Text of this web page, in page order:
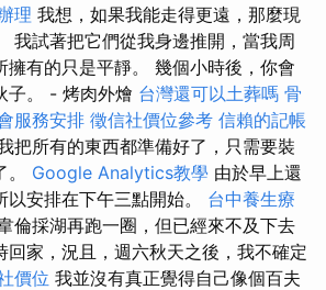
理 我想，如果我能走得更遠，那麼現
我試著把它們從我身邊推開，當我周
擁有的只是平靜。 幾個小時後，你會
子。 - 烤肉外燴 台灣還可以土葬嗎 骨
服務安排 徵信社價位參考 信賴的記帳
把所有的東西都準備好了，只需要裝
。 Google Analytics教學 由於早上還
安排在下午三點開始。 台中養生療
倫採湖再跑一圈，但已經來不及下去
回家，況且，週六秋天之後，我不確定
價位 我並沒有真正覺得自己像個百夫